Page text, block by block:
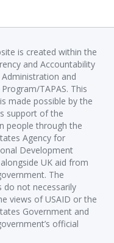
is created within the
and Accountability
Administration and
Program/TAPAS. This
made possible by the
support of the
people through the
Agency for
Development
UK aid from
The
do not necessarily
views of USAID or the
Government and
official